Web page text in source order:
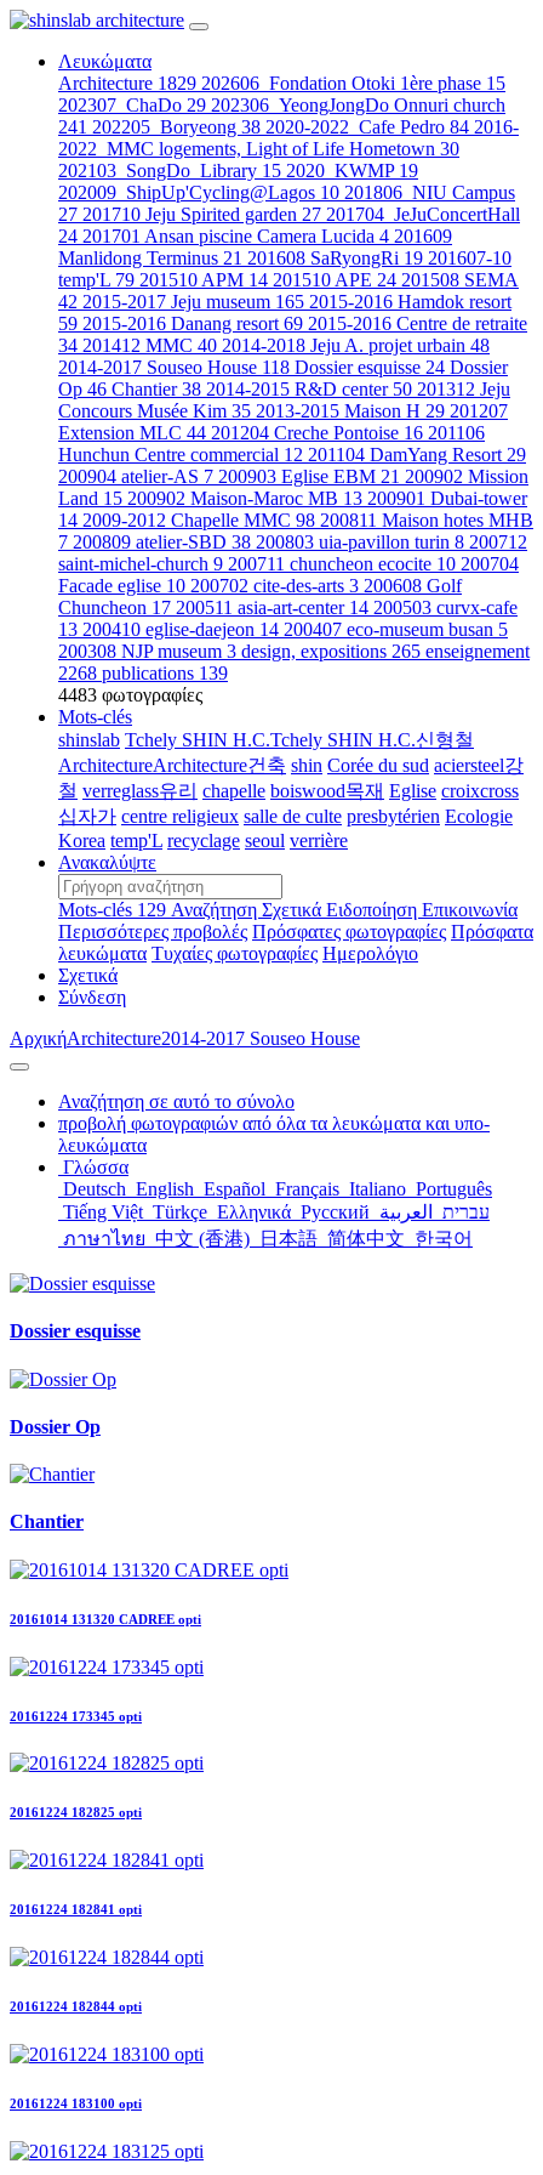
Λευκώματα
Architecture 1829 202606_Fondation Otoki 1ère phase 15
202307_ChaDo 29 202306_YeongJongDo Onnuri church
241 202205_Boryeong 38 2020-2022_Cafe Pedro 84 2016-
2022_MMC logements, Light of Life Hometown 30
202103_SongDo_Library 15 2020_KWMP 19
202009_ShipUp'Cycling@Lagos 10 201806_NIU Campus
27 201710 Jeju Spirited garden 27 201704_JeJuConcertHall
24 201701 Ansan piscine Camera Lucida 4 201609
Manlidong Terminus 21 201608 SaRyongRi 19 201607-10
temp'L 79 201510 APM 14 201510 APE 24 201508 SEMA
42 2015-2017 Jeju museum 165 2015-2016 Hamdok resort
59 2015-2016 Danang resort 69 2015-2016 Centre de retraite
34 201412 MMC 40 2014-2018 Jeju A. projet urbain 48
2014-2017 Souseo House 118 Dossier esquisse 24 Dossier
Op 46 Chantier38 2014-2015 R&D center 50 201312 Jeju
Concours Musée Kim 35 2013-2015 Maison H 29 201207
Extension MLC 44 201204 Creche Pontoise 16 201106
Hunchun Centre commercial 12 201104 DamYang Resort 29
200904 atelier-AS 7 200903 Eglise EBM 21 200902 Mission
Land 15 200902 Maison-Maroc MB 13 200901 Dubai-tower
14 2009-2012 Chapelle MMC 98 200811 Maison hotes MHB
7 200809 atelier-SBD 38 200803 uia-pavillon turin 8 200712
saint-michel-church 9 200711 chuncheon ecocite 10 200704
Facade eglise 10 200702 cite-des-arts 3 200608 Golf
Chuncheon 17 200511 asia-art-center 14 200503 curvx-cafe
13 200410 eglise-daejeon 14 200407 eco-museum busan 5
200308 NJP museum 3 design, expositions 265 enseignement
2268 publications 139
4483 φωτογραφίες
Mots-clés
shinslab Tchely SHIN H.C.Tchely SHIN H.C.신형철
ArchitectureArchitecture건축 shin Corée du sud aciersteel강
철 verreglass유리 chapelle boiswood목재 Eglise croixcross
십자가 centre religieux salle de culte presbytérien Ecologie
Korea temp'L recyclage seoul verrière
Ανακαλύψτε
Mots-clés 129 Αναζήτηση Σχετικά Ειδοποίηση Επικοινωνία
Περισσότερες προβολές Πρόσφατες φωτογραφίες Πρόσφατα
λευκώματα Τυχαίες φωτογραφίες Ημερολόγιο
Σχετικά
Σύνδεση
ΑρχικήArchitecture2014-2017 Souseo House
Αναζήτηση σε αυτό το σύνολο
προβολή φωτογραφιών από όλα τα λευκώματα και υπο-
λευκώματα
Γλώσσα
Deutsch English Español Français Italiano Português
Tiếng Việt Türkçe Ελληνικά Русский עברית
العربية
ภาษาไทย 中文 (香港) 日本語 简体中文 한국어
Dossier esquisse
Dossier Op
Chantier
20161014 131320 CADREE opti
20161224 173345 opti
20161224 182825 opti
20161224 182841 opti
20161224 182844 opti
20161224 183100 opti